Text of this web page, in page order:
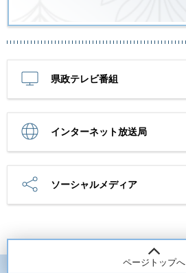
県政テレビ番組
インターネット放送局
ソーシャルメディア
ページトップへ